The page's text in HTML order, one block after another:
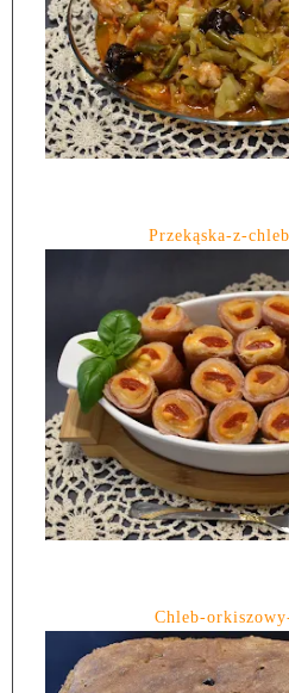
Przekąska-z-
Chleb-